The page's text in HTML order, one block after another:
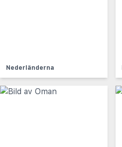
Nederländerna